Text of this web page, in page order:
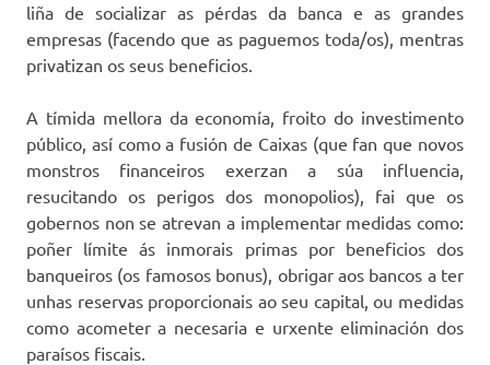
liña de socializar as pérdas da banca e as grandes
empresas (facendo que as paguemos toda/os), mentras
privatizan os seus beneficios.
A tímida mellora da economía, froito do investimento
público, así como a fusión de Caixas (que fan que novos
monstros financeiros exerzan a súa influencia,
resucitando os perigos dos monopolios), fai que os
gobernos non se atrevan a implementar medidas como:
poñer límite ás inmorais primas por beneficios dos
banqueiros (os famosos bonus), obrigar aos bancos a ter
unhas reservas proporcionais ao seu capital, ou medidas
como acometer a necesaria e urxente eliminación dos
paraísos fiscais.